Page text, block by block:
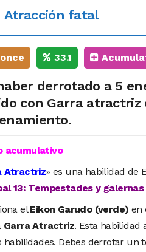
Atracción fatal
33.1
derrotado a 5
con Garra
acumulativo
Atractriz» es una habilidad de
13: Tempestades y galernas
elEikon Garudo (verde) en
Garra Atractriz. Esta habilidad
habilidades. Debes derrotar un